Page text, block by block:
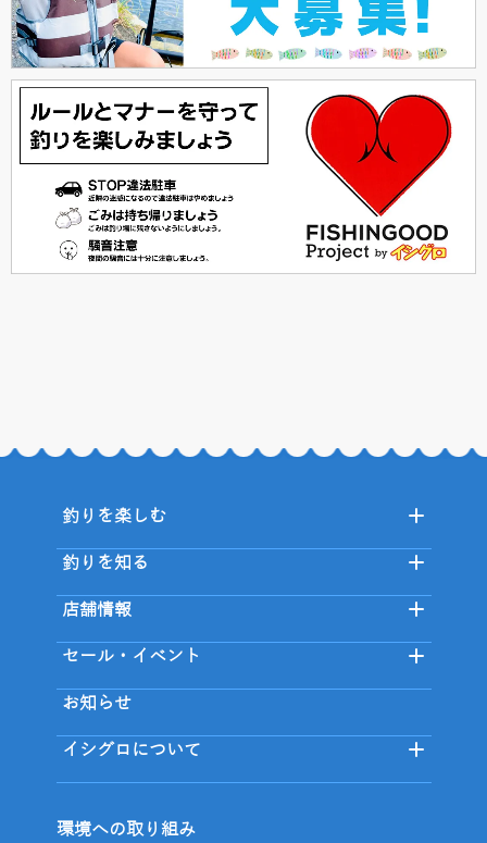
釣りを楽しむ
釣りを知る
店舗情報
セール・イベント
お知らせ
イシグロについて
環境への取り組み